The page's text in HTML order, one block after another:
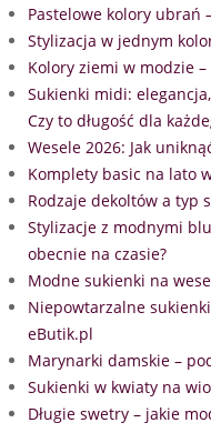
Pastelowe kolory ubrań
Stylizacja w jednym
Kolory ziemi w modzie
Sukienki midi:
Czy to długość dla
Wesele 2026: Jak
Komplety basic na lato
Rodzaje dekoltów a typ
Stylizacje z modnymi
obecnie na czasie?
Modne sukienki na
Niepowtarzalne
eButik.pl
Marynarki damskie –
Sukienki w kwiaty na
Długie swetry – jakie